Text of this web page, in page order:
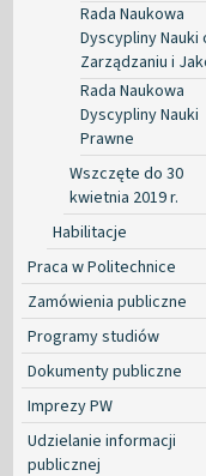
Rada Naukowa
Dyscypliny Nauki
Zarządzaniu i
Rada Naukowa
Dyscypliny Nauki
Prawne
Wszczęte do 30
kwietnia 2019 r.
Habilitacje
Praca w Politechnice
Zamówienia publiczne
Programy studiów
Dokumenty publiczne
Imprezy PW
Udzielanie informacji
publicznej